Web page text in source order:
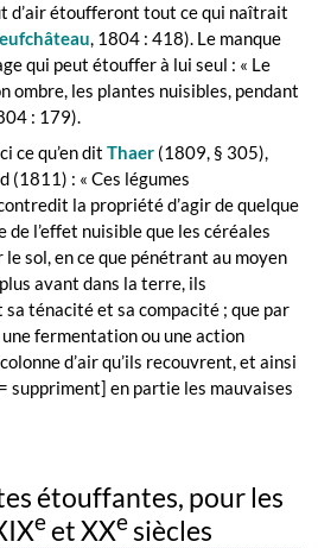
d’air étoufferont tout ce qui naîtrait
, 1804 : 418). Le manque
qui peut étouffer à lui seul : « Le
ombre, les plantes nuisibles, pendant
: 179).
ce qu’en ditThaer (1809, § 305),
(1811) : « Ces légumes
la propriété d’agir de quelque
de l’effet nuisible que les céréales
sol, en ce que pénétrant au moyen
avant dans la terre, ils
sa ténacité et sa compacité ; que par
fermentation ou une action
d’air qu’ils recouvrent, et ainsi
suppriment] en partie les mauvaises
étouffantes, pour les
eet XXesiècles